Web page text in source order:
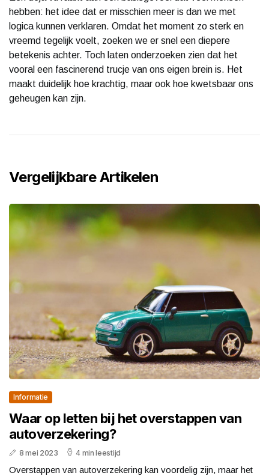
hebben: het idee dat er misschien meer is dan we met
logica kunnen verklaren. Omdat het moment zo sterk en
vreemd tegelijk voelt, zoeken we er snel een diepere
betekenis achter. Toch laten onderzoeken zien dat het
vooral een fascinerend trucje van ons eigen brein is. Het
maakt duidelijk hoe krachtig, maar ook hoe kwetsbaar ons
geheugen kan zijn.
Vergelijkbare Artikelen
Informatie
Waar op letten bij het overstappen van
autoverzekering?
8 mei 2023 4 min leestijd
Overstappen van autoverzekering kan voordelig zijn, maar het